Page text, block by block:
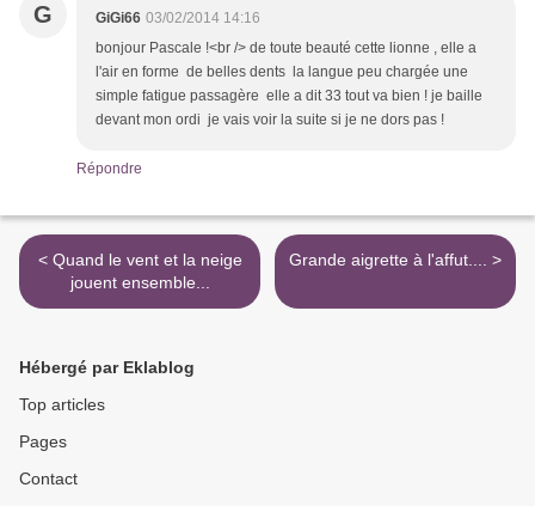
G GiGi66 03/02/2014 14:16
bonjour Pascale !<br /> de toute beauté cette lionne , elle a
l'air en forme de belles dents la langue peu chargée une
simple fatigue passagère elle a dit 33 tout va bien ! je baille
devant mon ordi je vais voir la suite si je ne dors pas !
Répondre
< Quand le vent et la neige
jouent ensemble...
Grande aigrette à l'affut.... >
Hébergé par Eklablog
Top articles
Pages
Contact